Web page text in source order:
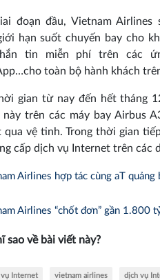
đoạn đầu, Vietnam
hạn suốt chuyến bay cho
tin miễn phí trên các
toàn bộ hành khách
gian từ nay đến hết tháng
trên các máy bay Airbus
qua vệ tinh. Trong thời gian
cấp dịch vụ Internet trên các
Airlines hợp tác cùng aT
Airlines “chốt đơn” gần 1.800
sao về bài viết này?
Internet vietnam airlines dịch vụ